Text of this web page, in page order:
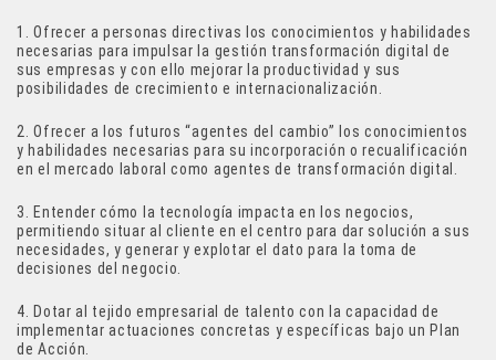
1. Ofrecer a personas directivas los conocimientos y habilidades
necesarias para impulsar la gestión transformación digital de
sus empresas y con ello mejorar la productividad y sus
posibilidades de crecimiento e internacionalización.
2. Ofrecer a los futuros “agentes del cambio” los conocimientos
y habilidades necesarias para su incorporación o recualificación
en el mercado laboral como agentes de transformación digital.
3. Entender cómo la tecnología impacta en los negocios,
permitiendo situar al cliente en el centro para dar solución a sus
necesidades, y generar y explotar el dato para la toma de
decisiones del negocio.
4. Dotar al tejido empresarial de talento con la capacidad de
implementar actuaciones concretas y específicas bajo un Plan
de Acción.